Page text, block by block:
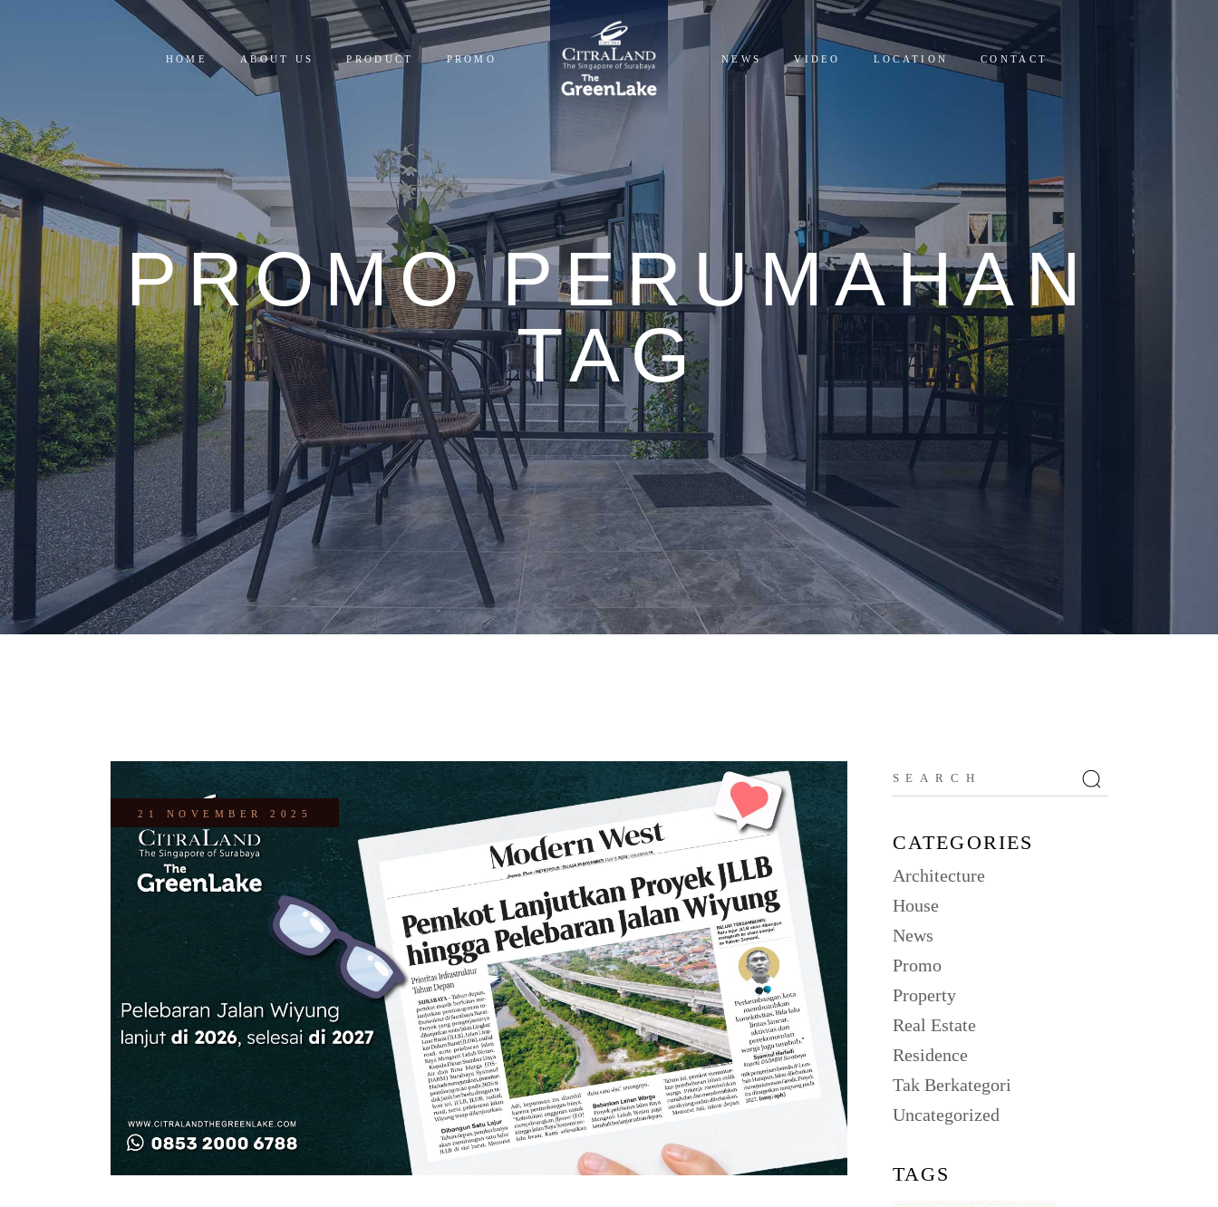
HOME ABOUT US PRODUCT
RESIDENTIALS
COMMERCIALS
PROMO NEWS VIDEO LOCATION CONTACT
PROMO PERUMAHAN
TAG
21 NOVEMBER 2025
CATEGORIES
Architecture
House
News
Promo
Property
Real Estate
Residence
Tak Berkategori
Uncategorized
TAGS